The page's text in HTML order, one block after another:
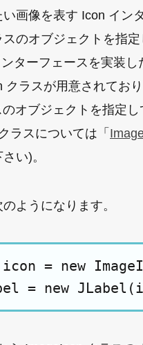
画像を表す Icon イン
のオブジェクトを指定
ターフェースを実装し
クラスが用意されてお
オブジェクトを指定し
ラスについては「
い)。
ようになります。
icon = new